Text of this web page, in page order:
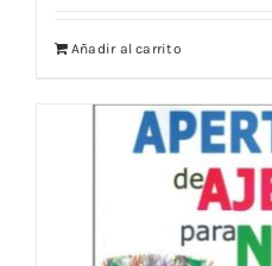
Añadir al carrito